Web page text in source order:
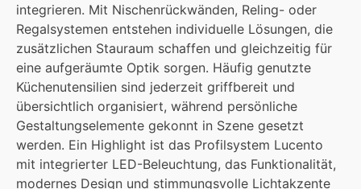
integrieren. Mit Nischenrückwänden, Reling- oder
Regalsystemen entstehen individuelle Lösungen, die
zusätzlichen Stauraum schaffen und gleichzeitig für
eine aufgeräumte Optik sorgen. Häufig genutzte
Küchenutensilien sind jederzeit griffbereit und
übersichtlich organisiert, während persönliche
Gestaltungselemente gekonnt in Szene gesetzt
werden. Ein Highlight ist das Profilsystem Lucento
mit integrierter LED-Beleuchtung, das Funktionalität,
modernes Design und stimmungsvolle Lichtakzente